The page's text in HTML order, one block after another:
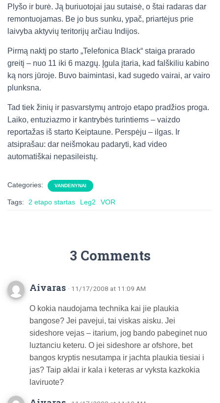
Plyšo ir burė. Ją buriuotojai jau sutaisė, o štai radaras dar
remontuojamas. Be jo bus sunku, ypač, priartėjus prie
laivyba aktyvių teritorijų arčiau Indijos.
Pirmą naktį po starto „Telefonica Black“ staiga prarado
greitį – nuo 11 iki 6 mazgų. Įgula įtaria, kad falškiliu kabino
ką nors jūroje. Buvo baimintasi, kad sugedo vairai, ar vairo
plunksna.
Tad tiek žinių ir pasvarstymų antrojo etapo pradžios proga.
Laiko, entuziazmo ir kantrybės turintiems – vaizdo
reportažas iš starto Keiptaune. Perspėju – ilgas. Ir
atsiprašau: dar neišmokau padaryti, kad video
automatiškai nepasileistų.
Categories: VANDENYNAI
Tags: 2 etapo startas Leg2 VOR
3 Comments
Aivaras · 11/17/2008 at 11:09 AM
O kokia naudojama technika kai jie plaukia
bangose? Jei pavejui, tai viskas aisku. Jei
sideshore vejas – itarium, jog bando pabeginet nuo
luztanciu keteru. O jei sideshore ar ofshore, bet
bangos kryptis nesutampa ir jachta plaukia tiesiai i
jas? Taip aklai ir kala i keteras ar vyksta kazkokia
laviruote?